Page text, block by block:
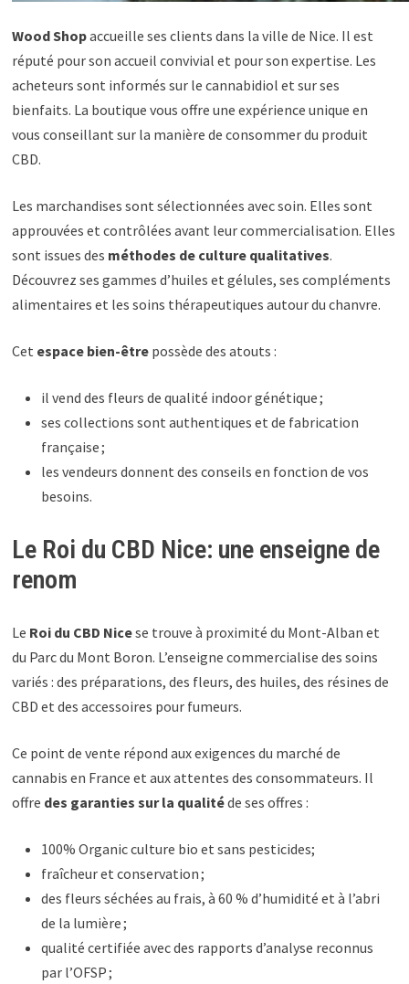
Wood Shopaccueille ses clients dans la ville de Nice. Il est
réputé pour son accueil convivial et pour son expertise. Les
acheteurs sont informés sur le cannabidiol et sur ses
bienfaits. La boutique vous offre une expérience unique en
vous conseillant sur la manière de consommer du produit
CBD.
Les marchandises sont sélectionnées avec soin. Elles sont
approuvées et contrôlées avant leur commercialisation. Elles
sont issues des méthodes de culture qualitatives.
Découvrez ses gammes d’huiles et gélules, ses compléments
alimentaires et les soins thérapeutiques autour du chanvre.
Cet espace bien-être possède des atouts :
il vend des fleurs de qualité indoor génétique ;
ses collections sont authentiques et de fabrication
française ;
les vendeurs donnent des conseils en fonction de vos
besoins.
Le Roi du CBD Nice: une enseigne de
renom
Le Roi du CBD Nicese trouve à proximité du Mont-Alban et
du Parc du Mont Boron. L’enseigne commercialise des soins
variés : des préparations, des fleurs, des huiles, des résines de
CBD et des accessoires pour fumeurs.
Ce point de vente répond aux exigences du marché de
cannabis en France et aux attentes des consommateurs. Il
offre des garanties sur la qualitéde ses offres :
100% Organic culture bio et sans pesticides;
fraîcheur et conservation ;
des fleurs séchées au frais, à 60 % d’humidité et à l’abri
de la lumière ;
qualité certifiée avec des rapports d’analyse reconnus
par l’OFSP ;